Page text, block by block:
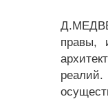
правы,
реалий.